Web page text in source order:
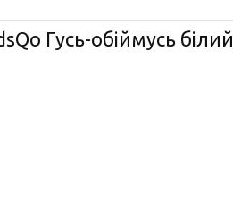
Гусь-обіймусь білий